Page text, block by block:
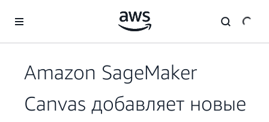
Перейти к главному контенту
Amazon SageMaker
Canvas добавляет новые